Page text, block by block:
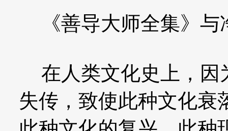
《善导大师全集》与
在人类文化史上，因
失传，致使此种文化衰